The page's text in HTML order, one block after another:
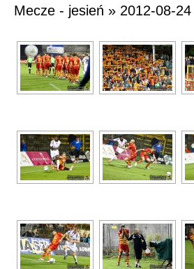
Mecze - jesień » 2012-08-